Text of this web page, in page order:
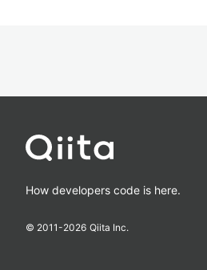
How developers code is here.
© 2011-2026 Qiita Inc.